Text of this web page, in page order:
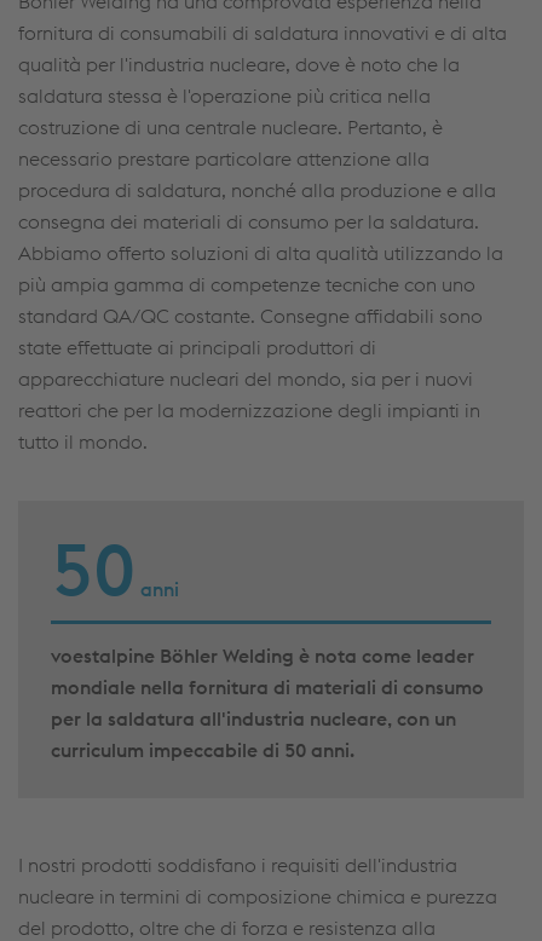
fornitura di consumabili di saldatura innovativi e di alta
qualità per l'industria nucleare, dove è noto che la
saldatura stessa è l'operazione più critica nella
costruzione di una centrale nucleare. Pertanto, è
necessario prestare particolare attenzione alla
procedura di saldatura, nonché alla produzione e alla
consegna dei materiali di consumo per la saldatura.
Abbiamo offerto soluzioni di alta qualità utilizzando la
più ampia gamma di competenze tecniche con uno
standard QA/QC costante. Consegne affidabili sono
state effettuate ai principali produttori di
apparecchiature nucleari del mondo, sia per i nuovi
reattori che per la modernizzazione degli impianti in
tutto il mondo.
50 anni
voestalpine Böhler Welding è nota come leader
mondiale nella fornitura di materiali di consumo
per la saldatura all'industria nucleare, con un
curriculum impeccabile di 50 anni.
I nostri prodotti soddisfano i requisiti dell'industria
nucleare in termini di composizione chimica e purezza
del prodotto, oltre che di forza e resistenza alla